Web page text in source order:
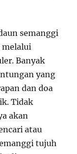
semanggi
melalui
Banyak
yang
dan doa
Tidak
akan
atau
tujuh